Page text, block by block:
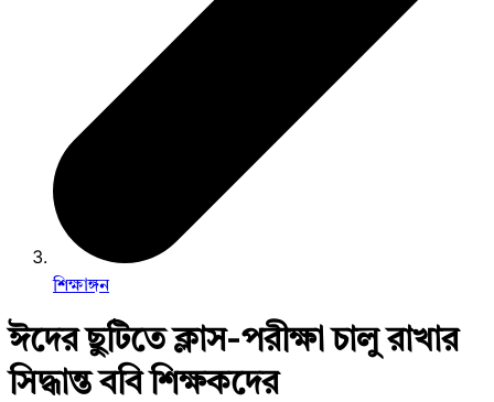
শিক্ষাঙ্গন
ঈদের ছুটিতে ক্লাস-পরীক্ষা চালু রাখার
সিদ্ধান্ত ববি শিক্ষকদের